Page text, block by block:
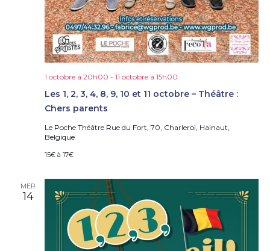
Les 1, 2, 3, 4, 8, 9, 10 et 11 octobre – Théâtre :
Chers parents
1 octobre à 20h00 - 11 octobre à 15h00
Le Poche Théâtre Rue du Fort, 70, Charleroi, Hainaut,
Belgique
15€ à 17€
MER
14